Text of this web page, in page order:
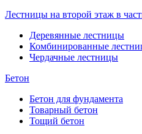
Лестницы на второй этаж в
Деревянные лестницы
Комбинированные
Чердачные лестницы
Бетон
Бетон для фундамента
Товарный бетон
Тощий бетон